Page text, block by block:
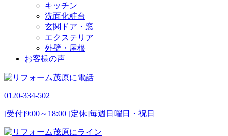
キッチン
洗面化粧台
玄関ドア・窓
エクステリア
外壁・屋根
お客様の声
0120-334-502
[受付]9:00～18:00 [定休]毎週日曜日・祝日